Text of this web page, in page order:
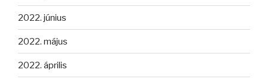
2022. június
2022. május
2022. április